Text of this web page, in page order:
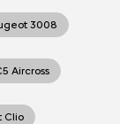
3008
Aircross
Clio